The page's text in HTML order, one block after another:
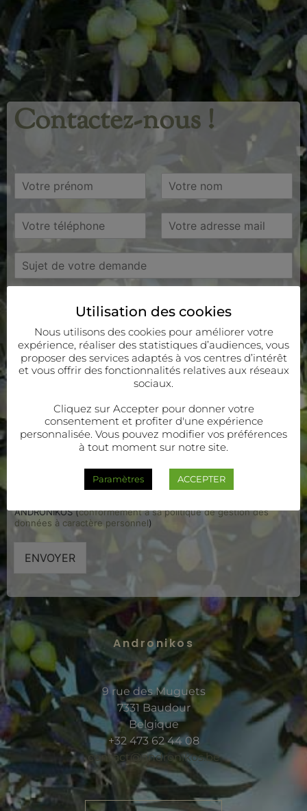
Andronikos
9 rue des Muguets
7331 Baudour
Belgique
+32 473 62 44 08
contact@andronikos.be
Contactez-nous !
OUI, j'accepte que vous utilisiez mes données
ANDRONIKOS (conformément à sa politique de gestion des
données à caractère personnel)
ENVOYER
Utilisation des cookies
Nous utilisons des cookies pour améliorer votre
expérience, réaliser des statistiques d’audiences, vous
proposer des services adaptés à vos centres d’intérêt
et vous offrir des fonctionnalités relatives aux réseaux
sociaux.
Cliquez sur Accepter pour donner votre
consentement et profiter d'une expérience
personnalisée. Vous pouvez modifier vos préférences
à tout moment sur notre site.
Paramètres ACCEPTER